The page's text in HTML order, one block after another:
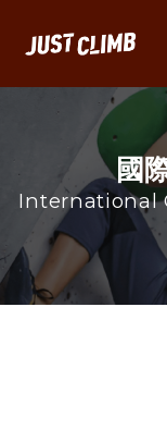
國
International